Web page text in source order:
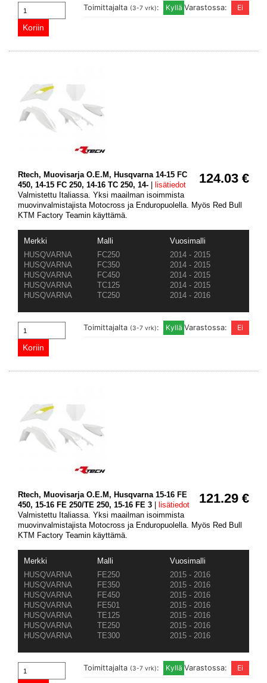
Varastossa:
Toimittajalta (3-7 vrk):
124.03 €
Rtech, Muovisarja O.E.M, Husqvarna 14-15 FC
450, 14-15 FC 250, 14-16 TC 250, 14-
lisätiedot
Valmistettu Italiassa. Yksi maailman isoimmista
muovinvalmistajista Motocross ja Enduropuolella. Myös Red Bull
KTM Factory Teamin käyttämä.
Merkki Malli
Vuosimalli
HUSQVARNA
FC250
2014 - 2015
HUSQVARNA
FC350
2014 - 2015
HUSQVARNA
FC450
2014 - 2015
HUSQVARNA
TC125
2014 - 2015
HUSQVARNA
TC250 2014 - 2016
Varastossa:
Toimittajalta (3-7 vrk):
121.29 €
Rtech, Muovisarja O.E.M, Husqvarna 15-16 FE
450, 15-16 FE 250/TE 250, 15-16 FE 3
lisätiedot
Valmistettu Italiassa. Yksi maailman isoimmista
muovinvalmistajista Motocross ja Enduropuolella. Myös Red Bull
KTM Factory Teamin käyttämä.
Merkki Malli
Vuosimalli
HUSQVARNA
FE250
2015 - 2016
HUSQVARNA
FE350
2015 - 2016
HUSQVARNA
FE450
2015 - 2016
HUSQVARNA
FE501
2015 - 2016
HUSQVARNA
TE125
2015 - 2016
HUSQVARNA
TE250
2015 - 2016
HUSQVARNA
TE300 2015 - 2016
Varastossa:
Toimittajalta (3-7 vrk):